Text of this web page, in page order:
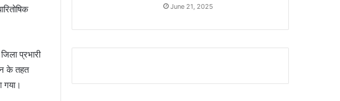
प्रभारी
के तहत
गया।
June 21, 2025